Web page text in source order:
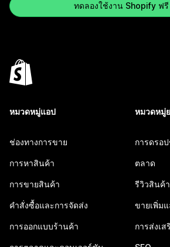
ทดลองใช้งาน Shopify ฟ
หมวดหมู่แอป
ช่องทางการขาย
การหาสินค้า
การขายสินค้า
คำสั่งซื้อและการจัดส่ง
การออกแบบร้านค้า
หมวดหมู่
การดรอ
ตลาด
รีวิวสินค้า
ขายเพิ่ม
การส่งเ